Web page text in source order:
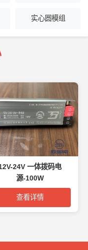
实心圆模组
24V 一体拨码电
源-100W
查看详情